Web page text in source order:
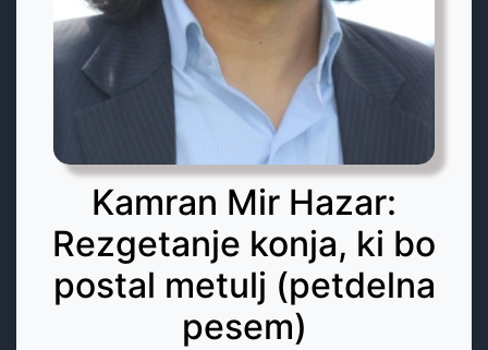
Kamran Mir Hazar:
Rezgetanje konja, ki bo
postal metulj (petdelna
pesem)